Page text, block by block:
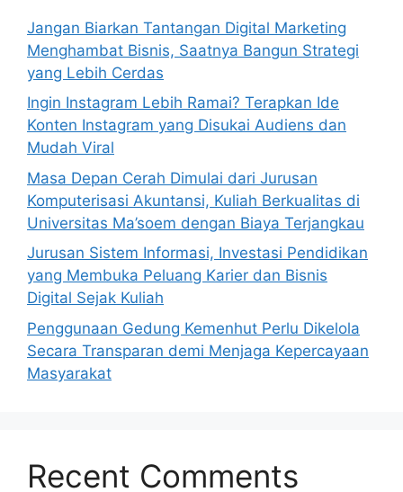
Jangan Biarkan Tantangan Digital Marketing
Menghambat Bisnis, Saatnya Bangun Strategi
yang Lebih Cerdas
Ingin Instagram Lebih Ramai? Terapkan Ide
Konten Instagram yang Disukai Audiens dan
Mudah Viral
Masa Depan Cerah Dimulai dari Jurusan
Komputerisasi Akuntansi, Kuliah Berkualitas di
Universitas Ma’soem dengan Biaya Terjangkau
Jurusan Sistem Informasi, Investasi Pendidikan
yang Membuka Peluang Karier dan Bisnis
Digital Sejak Kuliah
Penggunaan Gedung Kemenhut Perlu Dikelola
Secara Transparan demi Menjaga Kepercayaan
Masyarakat
Recent Comments